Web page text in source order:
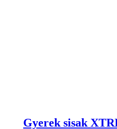
Gyerek sisak